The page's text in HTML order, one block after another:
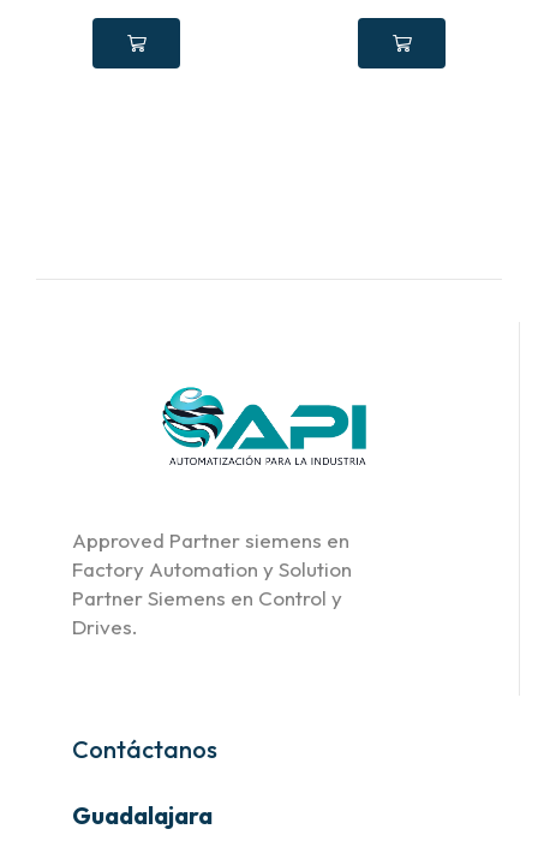
Approved Partner siemens en
Factory Automation y Solution
Partner Siemens en Control y
Drives.
Contáctanos
Guadalajara